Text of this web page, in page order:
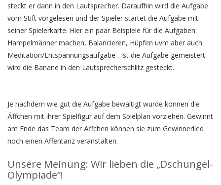
steckt er dann in den Lautsprecher. Daraufhin wird die Aufgabe
vom Stift vorgelesen und der Spieler startet die Aufgabe mit
seiner Spielerkarte. Hier ein paar Beispiele für die Aufgaben:
Hampelmänner machen, Balancieren, Hüpfen uvm aber auch
Meditation/Entspannungsaufgabe . Ist die Aufgabe gemeistert
wird die Banane in den Lautsprecherschlitz gesteckt.
Je nachdem wie gut die Aufgabe bewältigt wurde können die
Äffchen mit ihrer Spielfigur auf dem Spielplan vorziehen. Gewinnt
am Ende das Team der Äffchen können sie zum Gewinnerlied
noch einen Affentanz veranstalten.
Unsere Meinung: Wir lieben die „Dschungel-
Olympiade“!